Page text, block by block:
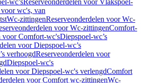
wc’sReserveonderdelen voor Vlakspoel-
wc's, van
Wc-zittingenReserveonderdelen voor Wc-
voor Wc-zittingenComfort-
voor Comfort-wc'sDiepspoel-wc’s
voor Diepspoel-wc’s
verhoogdReserveonderdelen voor
Diepspoel-wc's
voor Diepspoel-wc's verlengdComfort
voor Comfort wc-zittingenWc-